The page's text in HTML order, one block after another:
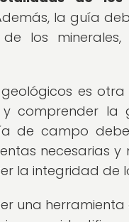
la guía
los
es
comprender la
de campo
necesarias
la integridad de
una